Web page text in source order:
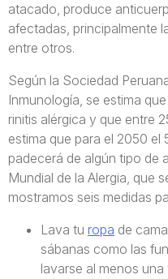
atacado, produce
afectadas, principalmente
entre otros.
Según la Sociedad
Inmunología, se estima
rinitis alérgica y que entre
estima que para el 2050 el
padecerá de algún tipo de
Mundial de la Alergia, que
mostramos seis medidas
Lava tu ropa de
sábanas como las
lavarse al menos